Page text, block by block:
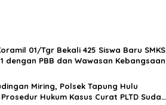
01/Tgr Bekali 425 Siswa Baru SMKS
dengan PBB dan Wawasan Kebangsaan
Miring, Polsek Tapung Hulu
Hukum Kasus Curat PLTD Sudah